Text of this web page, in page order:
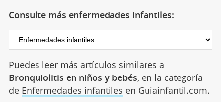
Consulte más enfermedades infantiles:
Puedes leer más artículos similares a
Bronquiolitis en niños y bebés, en la categoría
de Enfermedades infantiles en Guiainfantil.com.